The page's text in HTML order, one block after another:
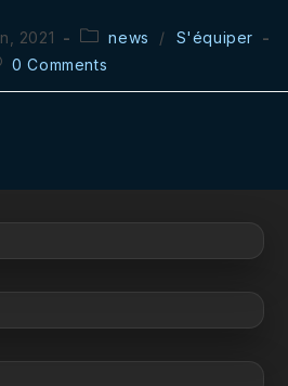
2021
Post
category:
news /
S'équiper
0 Comments